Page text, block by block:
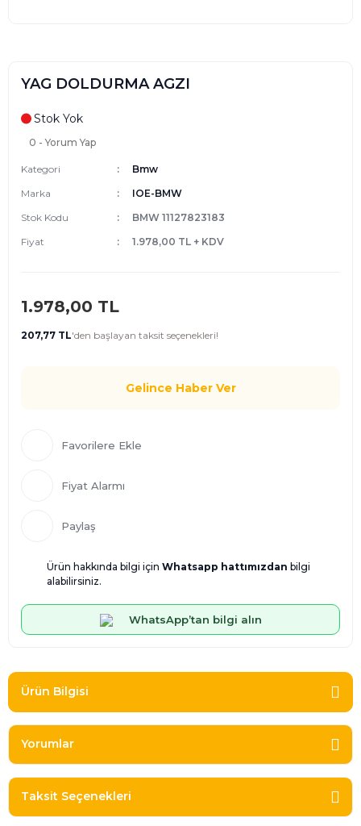
YAG DOLDURMA AGZI
Stok Yok
0 - Yorum Yap
Kategori
Bmw
Marka
IOE-BMW
Stok Kodu
BMW 11127823183
Fiyat
1.978,00 TL + KDV
1.978,00 TL
207,77 TL'den başlayan taksit seçenekleri!
Gelince Haber Ver
Fiyat Alarmı
Paylaş
Ürün hakkında bilgi için Whatsapp hattımızdan bilgi
alabilirsiniz.
WhatsApp’tan bilgi alın
Ürün Bilgisi
Yorumlar
Taksit Seçenekleri